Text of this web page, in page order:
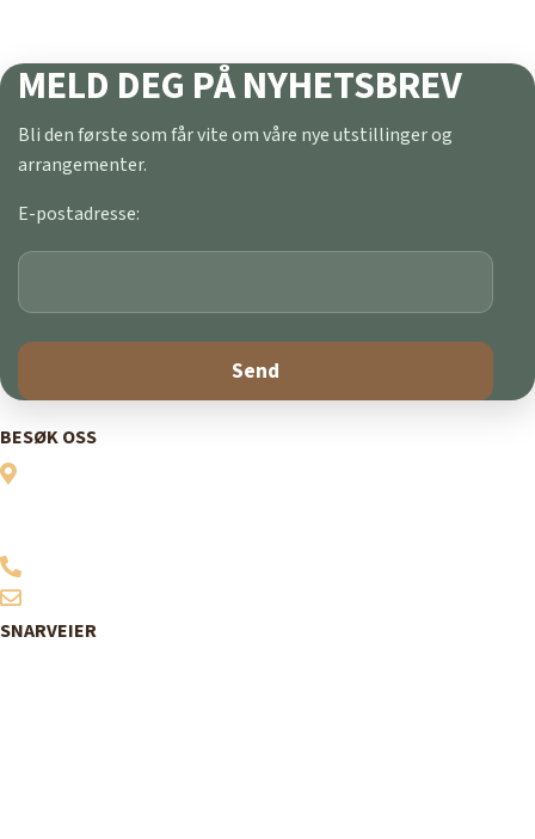
MELD DEG PÅ NYHETSBREV
Bli den første som får vite om våre nye utstillinger og
arrangementer.
E-postadresse:
BESØK OSS
SNARVEIER